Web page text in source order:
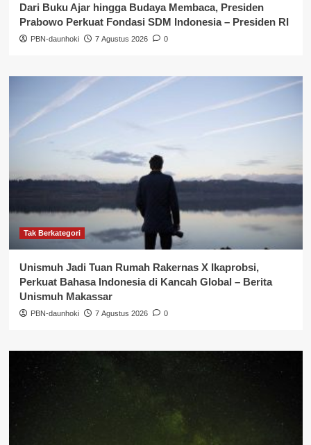
Dari Buku Ajar hingga Budaya Membaca, Presiden
Prabowo Perkuat Fondasi SDM Indonesia – Presiden RI
PBN-daunhoki 7 Agustus 2026 0
Tak Berkategori
Unismuh Jadi Tuan Rumah Rakernas X Ikaprobsi,
Perkuat Bahasa Indonesia di Kancah Global – Berita
Unismuh Makassar
PBN-daunhoki 7 Agustus 2026 0